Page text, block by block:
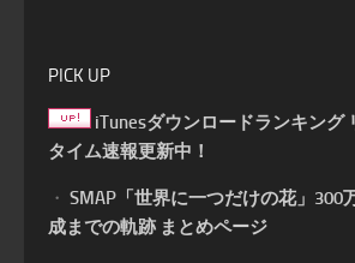
PICK UP
iTunesダウンロードランキング
タイム速報更新中！
・ SMAP「世界に一つだけの花」300
成までの軌跡 まとめページ